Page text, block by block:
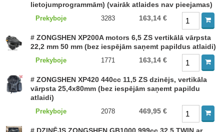
lietojumprogrammām) (vairāk atlaides nav pieejamas)
Prekyboje 3283 163,14 €
# ZONGSHEN XP200A motors 6,5 ZS vertikālā vārpsta
22,2 mm 50 mm (bez iespējām saņemt papildus atlaidi)
Prekyboje 1771 163,14 €
# ZONGSHEN XP420 440cc 11,5 ZS dzinējs, vertikāla
vārpsta 25,4x80mm (bez iespējām saņemt papildu
atlaidi)
Prekyboje 2078 469,95 €